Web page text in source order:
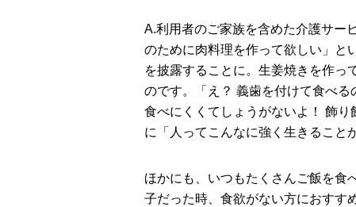
A.利用者のご家族を含めた介護サー
のために⾁料理を作って欲しい」と
を披露することに。生姜焼きを作っ
のです。「え？ 義歯を付けて食べ
食べにくくてしょうがないよ！ 飾
に「人ってこんなに強く生きること
ほかにも、いつもたくさんご飯を食
子だった時、食欲がない方におすす